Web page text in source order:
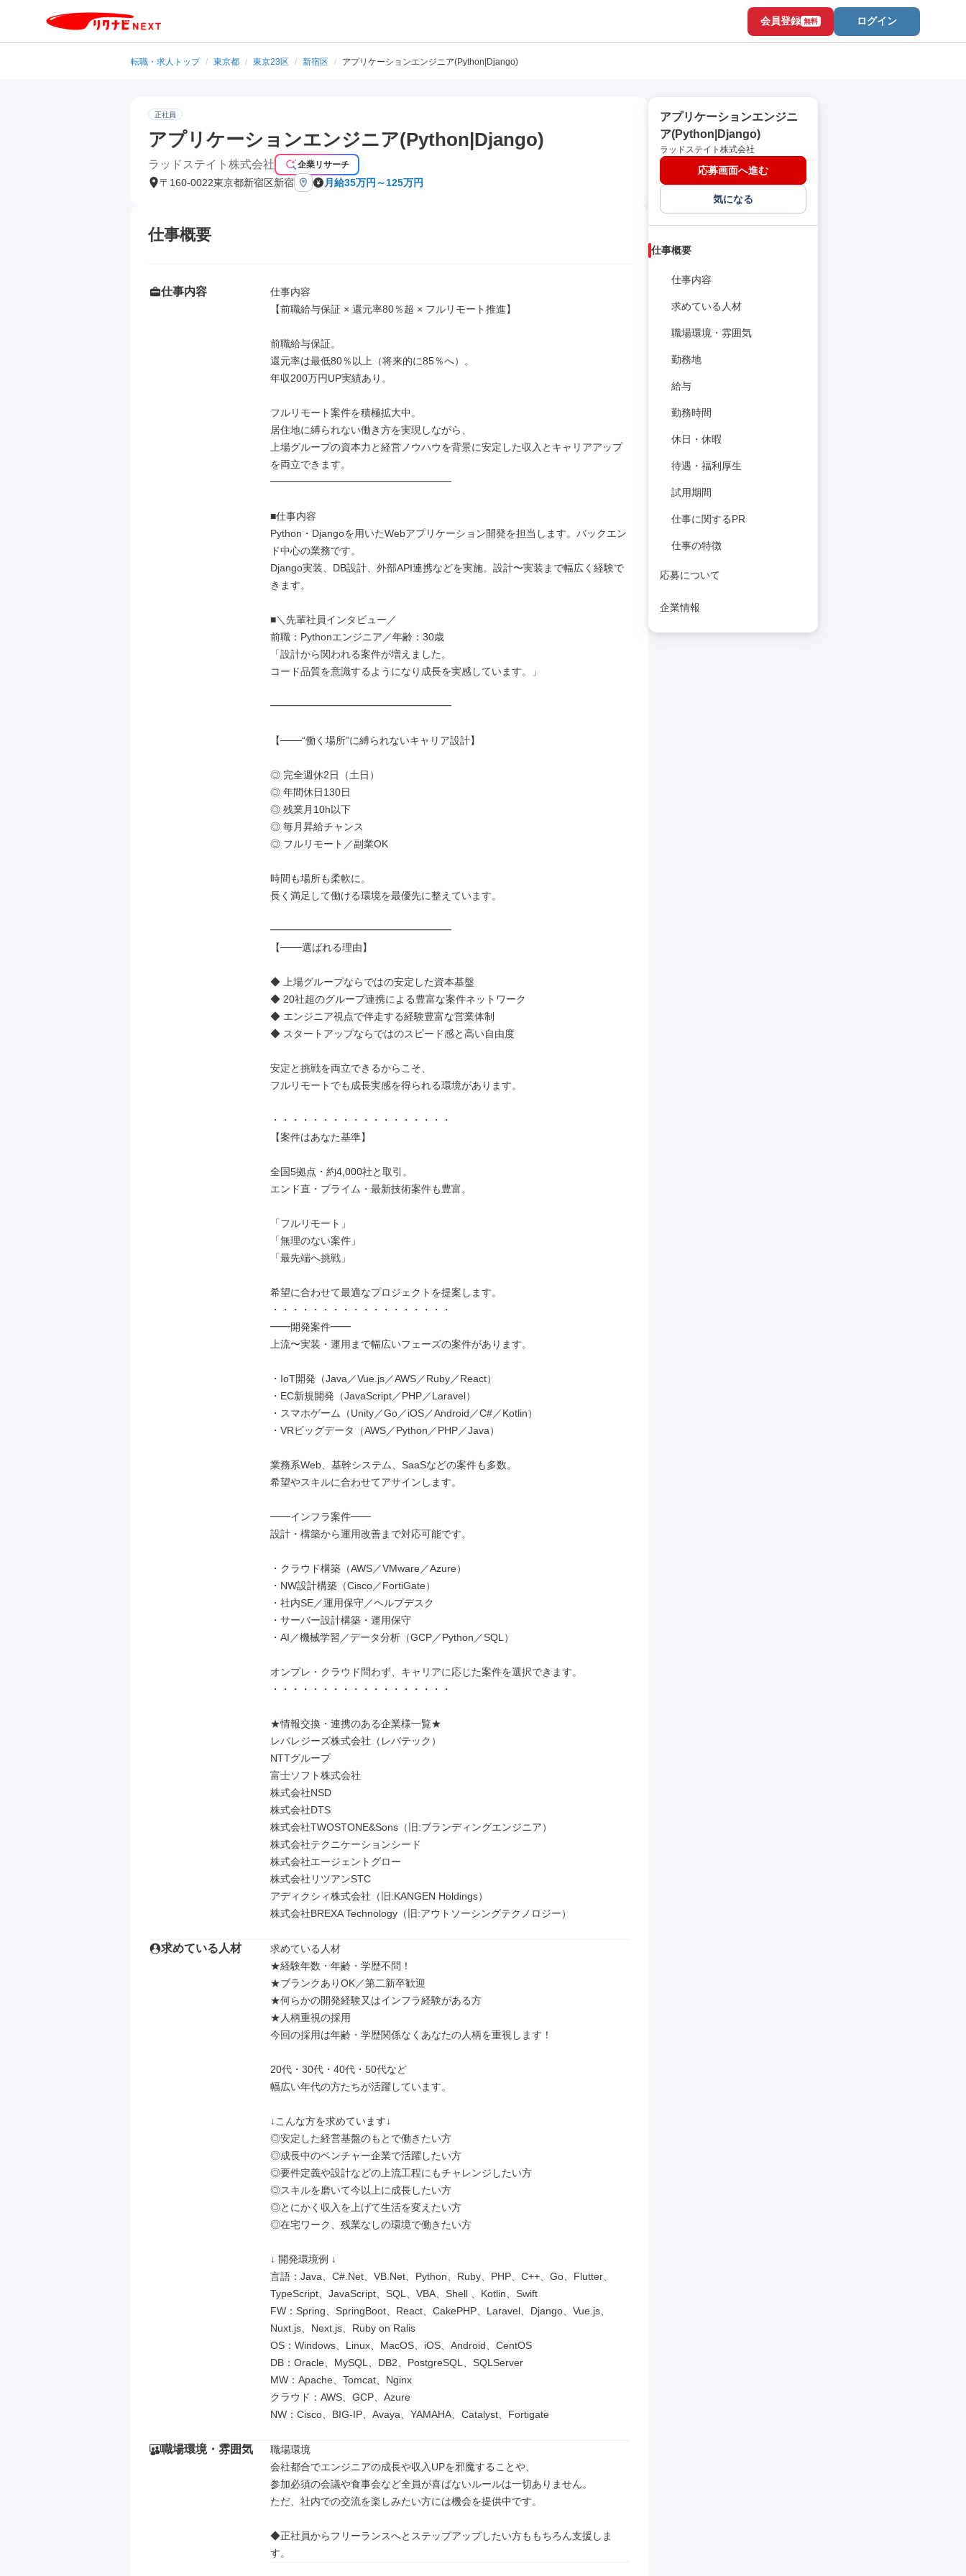
会員登録 無料 ログイン
転職・求人トップ / 東京都 / 東京23区 / 新宿区 / アプリケーションエンジニア(Python|Django)
正社員
アプリケーションエンジニア(Python|Django)
ラッドステイト株式会社 企業リサーチ
〒160-0022東京都新宿区新宿 月給35万円～125万円
仕事概要
仕事内容
仕事内容
【前職給与保証 × 還元率80％超 × フルリモート推進】
前職給与保証。
還元率は最低80％以上（将来的に85％へ）。
年収200万円UP実績あり。
フルリモート案件を積極拡大中。
居住地に縛られない働き方を実現しながら、
上場グループの資本力と経営ノウハウを背景に安定した収入とキャリアアップ
を両立できます。
━━━━━━━━━━━━━━━━━━
■仕事内容
Python・Djangoを用いたWebアプリケーション開発を担当します。バックエン
ド中心の業務です。
Django実装、DB設計、外部API連携などを実施。設計〜実装まで幅広く経験で
きます。
■＼先輩社員インタビュー／
前職：Pythonエンジニア／年齢：30歳
「設計から関われる案件が増えました。
コード品質を意識するようになり成長を実感しています。」
━━━━━━━━━━━━━━━━━━
【───“働く場所”に縛られないキャリア設計】
◎ 完全週休2日（土日）
◎ 年間休日130日
◎ 残業月10h以下
◎ 毎月昇給チャンス
◎ フルリモート／副業OK
時間も場所も柔軟に。
長く満足して働ける環境を最優先に整えています。
━━━━━━━━━━━━━━━━━━
【───選ばれる理由】
◆ 上場グループならではの安定した資本基盤
◆ 20社超のグループ連携による豊富な案件ネットワーク
◆ エンジニア視点で伴走する経験豊富な営業体制
◆ スタートアップならではのスピード感と高い自由度
安定と挑戦を両立できるからこそ、
フルリモートでも成長実感を得られる環境があります。
・・・・・・・・・・・・・・・・・・
【案件はあなた基準】
全国5拠点・約4,000社と取引。
エンド直・プライム・最新技術案件も豊富。
「フルリモート」
「無理のない案件」
「最先端へ挑戦」
希望に合わせて最適なプロジェクトを提案します。
・・・・・・・・・・・・・・・・・・
━━開発案件━━
上流〜実装・運用まで幅広いフェーズの案件があります。
・IoT開発（Java／Vue.js／AWS／Ruby／React）
・EC新規開発（JavaScript／PHP／Laravel）
・スマホゲーム（Unity／Go／iOS／Android／C#／Kotlin）
・VRビッグデータ（AWS／Python／PHP／Java）
業務系Web、基幹システム、SaaSなどの案件も多数。
希望やスキルに合わせてアサインします。
━━インフラ案件━━
設計・構築から運用改善まで対応可能です。
・クラウド構築（AWS／VMware／Azure）
・NW設計構築（Cisco／FortiGate）
・社内SE／運用保守／ヘルプデスク
・サーバー設計構築・運用保守
・AI／機械学習／データ分析（GCP／Python／SQL）
オンプレ・クラウド問わず、キャリアに応じた案件を選択できます。
・・・・・・・・・・・・・・・・・・
★情報交換・連携のある企業様一覧★
レバレジーズ株式会社（レバテック）
NTTグループ
富士ソフト株式会社
株式会社NSD
株式会社DTS
株式会社TWOSTONE&Sons（旧:ブランディングエンジニア）
株式会社テクニケーションシード
株式会社エージェントグロー
株式会社リツアンSTC
アディクシィ株式会社（旧:KANGEN Holdings）
株式会社BREXA Technology（旧:アウトソーシングテクノロジー）
求めている人材
求めている人材
★経験年数・年齢・学歴不問！
★ブランクありOK／第二新卒歓迎
★何らかの開発経験又はインフラ経験がある方
★人柄重視の採用
今回の採用は年齢・学歴関係なくあなたの人柄を重視します！
20代・30代・40代・50代など
幅広い年代の方たちが活躍しています。
↓こんな方を求めています↓
◎安定した経営基盤のもとで働きたい方
◎成長中のベンチャー企業で活躍したい方
◎要件定義や設計などの上流工程にもチャレンジしたい方
◎スキルを磨いて今以上に成長したい方
◎とにかく収入を上げて生活を変えたい方
◎在宅ワーク、残業なしの環境で働きたい方
↓ 開発環境例 ↓
言語：Java、C#.Net、VB.Net、Python、Ruby、PHP、C++、Go、Flutter、
TypeScript、JavaScript、SQL、VBA、Shell 、Kotlin、Swift
FW：Spring、SpringBoot、React、CakePHP、Laravel、Django、Vue.js、
Nuxt.js、Next.js、Ruby on Ralis
OS：Windows、Linux、MacOS、iOS、Android、CentOS
DB：Oracle、MySQL、DB2、PostgreSQL、SQLServer
MW：Apache、Tomcat、Nginx
クラウド：AWS、GCP、Azure
NW：Cisco、BIG-IP、Avaya、YAMAHA、Catalyst、Fortigate
職場環境・雰囲気
職場環境
会社都合でエンジニアの成長や収入UPを邪魔することや、
参加必須の会議や食事会など全員が喜ばないルールは一切ありません。
ただ、社内での交流を楽しみたい方には機会を提供中です。
◆正社員からフリーランスへとステップアップしたい方ももちろん支援しま
す。
アプリケーションエンジニ
ア(Python|Django)
ラッドステイト株式会社
応募画面へ進む
気になる
仕事概要
仕事内容
求めている人材
職場環境・雰囲気
勤務地
給与
勤務時間
休日・休暇
待遇・福利厚生
試用期間
仕事に関するPR
仕事の特徴
応募について
企業情報